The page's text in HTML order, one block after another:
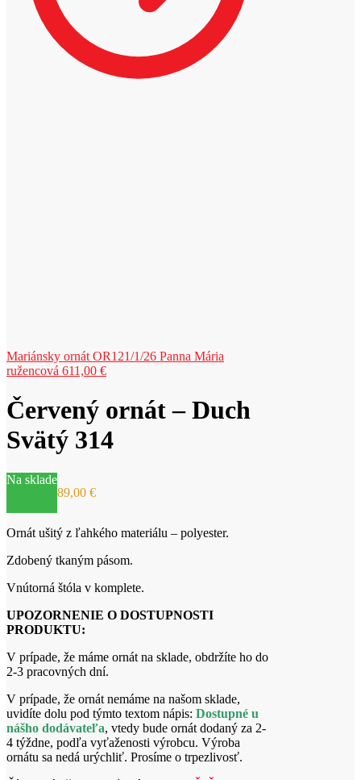
Mariánsky ornát OR121/1/26 Panna Mária
ružencová 611,00 €
Červený ornát – Duch
Svätý 314
Na sklade
89,00 €
Ornát ušitý z ľahkého materiálu – polyester.
Zdobený tkaným pásom.
Vnútorná štóla v komplete.
UPOZORNENIE O DOSTUPNOSTI
PRODUKTU:
V prípade, že máme ornát na sklade, obdržíte ho do
2-3 pracovných dní.
V prípade, že ornát nemáme na našom sklade,
uvidíte dolu pod týmto textom nápis: Dostupné u
nášho dodávateľa, vtedy bude ornát dodaný za 2-
4 týždne, podľa vyťaženosti výrobcu. Výroba
ornátu sa nedá urýchliť. Prosíme o trpezlivosť.